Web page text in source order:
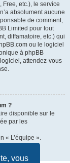
vous
etc.), le service
absolument aucune
de comment,
Limited pour tout
diffamatoire, etc.) qui
ou le logiciel
à phpBB
attendez-vous
?
disponible sur le
par les
« L’équipe ».